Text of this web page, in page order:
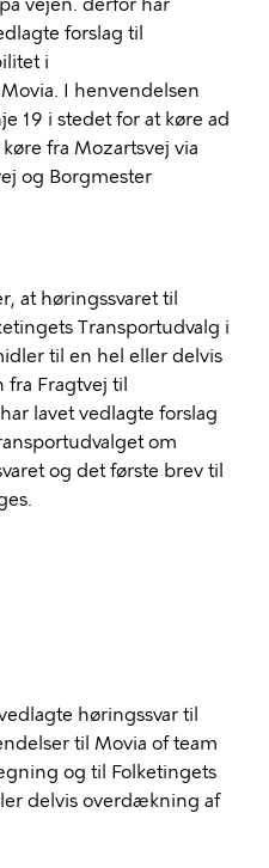
vejen. derfor har
forslag til
i
I henvendelsen
19 i stedet for at køre ad
fra Mozartsvej via
og Borgmester
at høringssvaret til
Transportudvalg i
til en hel eller delvis
Fragtvej til
lavet vedlagte forslag
om
og det første brev til
høringssvar til
til Movia of team
og til Folketingets
delvis overdækning af